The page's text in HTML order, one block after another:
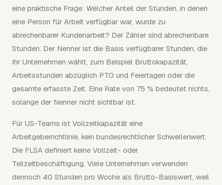
eine praktische Frage: Welcher Anteil der Stunden, in denen
eine Person für Arbeit verfügbar war, wurde zu
abrechenbarer Kundenarbeit? Der Zähler sind abrechenbare
Stunden. Der Nenner ist die Basis verfügbarer Stunden, die
Ihr Unternehmen wählt, zum Beispiel Bruttokapazität,
Arbeitsstunden abzüglich PTO und Feiertagen oder die
gesamte erfasste Zeit. Eine Rate von 75 % bedeutet nichts,
solange der Nenner nicht sichtbar ist.
Für US-Teams ist Vollzeitkapazität eine
Arbeitgeberrichtlinie, kein bundesrechtlicher Schwellenwert.
Die FLSA definiert keine Vollzeit- oder
Teilzeitbeschäftigung. Viele Unternehmen verwenden
dennoch 40 Stunden pro Woche als Brutto-Basiswert, weil